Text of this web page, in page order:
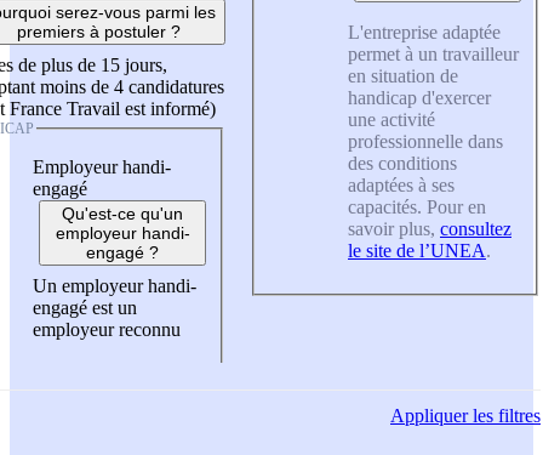
serez-vous parmi les
premiers à postuler ?
de plus de 15 jours,
moins de 4 candidatures
France Travail est informé)
Employeur handi-
engagé
Qu'est-ce qu'un
employeur handi-
engagé ?
Un employeur handi-
engagé est un
employeur reconnu
L'entreprise adaptée
permet à un travailleur
en situation de
handicap d'exercer
une activité
professionnelle dans
des conditions
adaptées à ses
capacités. Pour en
savoir plus, consultez
le site de l’UNEA.
Appliquerles filtres